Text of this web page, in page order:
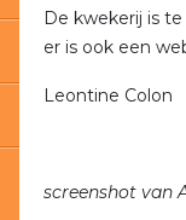
De kwekerij is
er is ook een
Leontine Colon
screenshot van